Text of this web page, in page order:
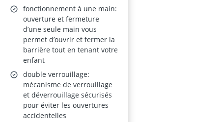
fonctionnement à une main:
ouverture et fermeture
d’une seule main vous
permet d’ouvrir et fermer la
barrière tout en tenant votre
enfant
double verrouillage:
mécanisme de verrouillage
et déverrouillage sécurisés
pour éviter les ouvertures
accidentelles